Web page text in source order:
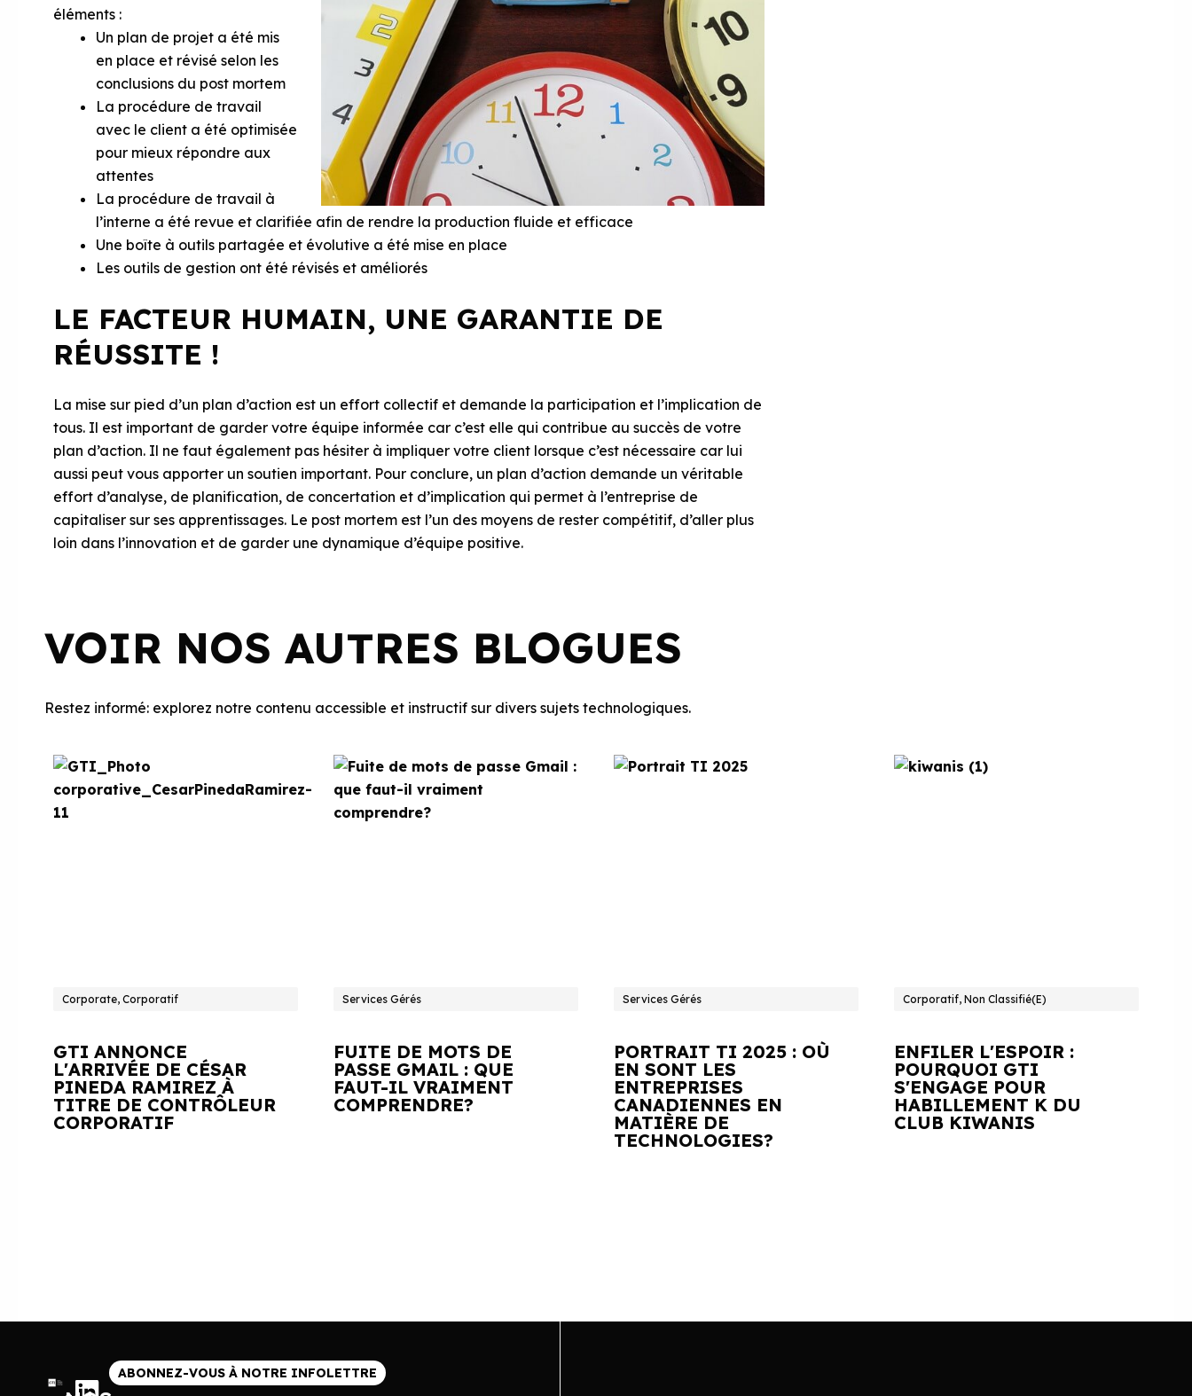
éléments :
Un plan de projet a été mis
en place et révisé selon les
conclusions du post mortem
La procédure de travail
avec le client a été optimisée
pour mieux répondre aux
attentes
La procédure de travail à
l’interne a été revue et clarifiée afin de rendre la production fluide et efficace
Une boîte à outils partagée et évolutive a été mise en place
Les outils de gestion ont été révisés et améliorés
LE FACTEUR HUMAIN, UNE GARANTIE DE
RÉUSSITE !
La mise sur pied d’un plan d’action est un effort collectif et demande la participation et l’implication de
tous. Il est important de garder votre équipe informée car c’est elle qui contribue au succès de votre
plan d’action. Il ne faut également pas hésiter à impliquer votre client lorsque c’est nécessaire car lui
aussi peut vous apporter un soutien important. Pour conclure, un plan d’action demande un véritable
effort d’analyse, de planification, de concertation et d’implication qui permet à l’entreprise de
capitaliser sur ses apprentissages. Le post mortem est l’un des moyens de rester compétitif, d’aller plus
loin dans l’innovation et de garder une dynamique d’équipe positive.
VOIR NOS AUTRES BLOGUES
Restez informé: explorez notre contenu accessible et instructif sur divers sujets technologiques.
Corporate, Corporatif
GTI ANNONCE
L'ARRIVÉE DE CÉSAR
PINEDA RAMIREZ À
TITRE DE CONTRÔLEUR
CORPORATIF
Services Gérés
FUITE DE MOTS DE
PASSE GMAIL : QUE
FAUT-IL VRAIMENT
COMPRENDRE?
Services Gérés
PORTRAIT TI 2025 : OÙ
EN SONT LES
ENTREPRISES
CANADIENNES EN
MATIÈRE DE
TECHNOLOGIES?
Corporatif, Non Classifié(e)
ENFILER L'ESPOIR :
POURQUOI GTI
S'ENGAGE POUR
HABILLEMENT K DU
CLUB KIWANIS
ABONNEZ-VOUS À NOTRE INFOLETTRE